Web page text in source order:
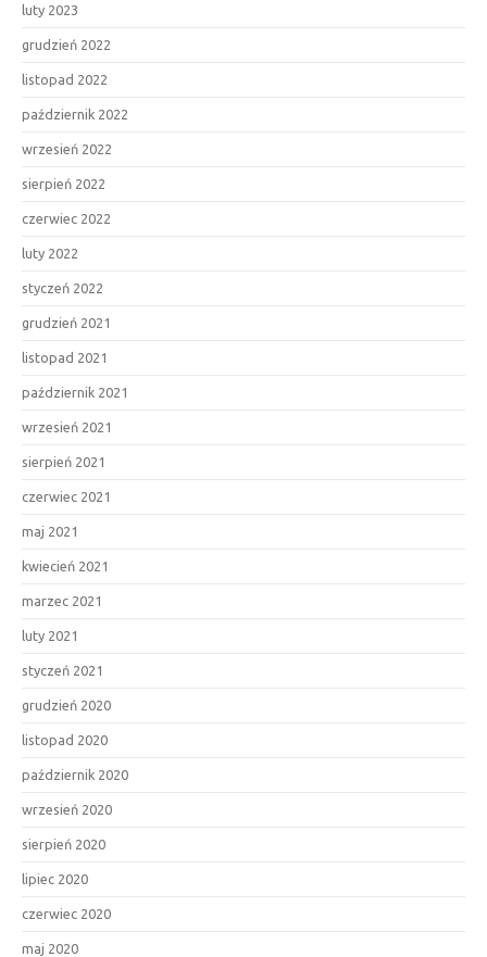
luty 2023
grudzień 2022
listopad 2022
październik 2022
wrzesień 2022
sierpień 2022
czerwiec 2022
luty 2022
styczeń 2022
grudzień 2021
listopad 2021
październik 2021
wrzesień 2021
sierpień 2021
czerwiec 2021
maj 2021
kwiecień 2021
marzec 2021
luty 2021
styczeń 2021
grudzień 2020
listopad 2020
październik 2020
wrzesień 2020
sierpień 2020
lipiec 2020
czerwiec 2020
maj 2020